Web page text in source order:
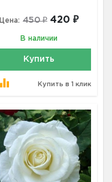
Цена: 450 ₽ 420 ₽
В наличии
Купить
Купить в 1 клик